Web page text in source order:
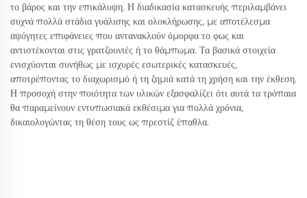
το βάρος και την επικάλυψη. Η διαδικασία κατασκευής περιλαμβάνει
συχνά πολλά στάδια γυάλισης και ολοκλήρωσης, με αποτέλεσμα
αψόγητες επιφάνειες που αντανακλούν όμορφα το φως και
αντιστέκονται στις γρατζουνιές ή το θάμπωμα. Τα βασικά στοιχεία
ενισχύονται συνήθως με ισχυρές εσωτερικές κατασκευές,
αποτρέποντας το διαχωρισμό ή τη ζημιά κατά τη χρήση και την έκθεση.
Η προσοχή στην ποιότητα των υλικών εξασφαλίζει ότι αυτά τα τρόπαια
θα παραμείνουν εντυπωσιακά εκθέσιμα για πολλά χρόνια,
δικαιολογώντας τη θέση τους ως πρεστίζ έπαθλα.